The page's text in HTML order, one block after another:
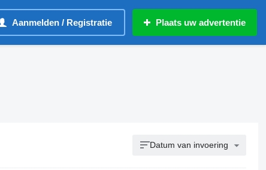
Aanmelden / Registratie Plaats uw advertentie
Datum van invoering